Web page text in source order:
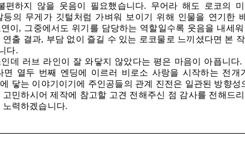
편하지 않을 웃음이 필요했습니다. 무어라 해도 로코의
등의 무게가 깃털처럼 가벼워 보이기 위해 인물을 연기한
이 , 그중에서도 위기를 담당하는 역할일수록 웃음을 내세
연출 결과, 부담 없이 즐길 수 있는 로코물로 느끼셨다면 본
다.
데 러브 라인이 잘 와닿지 않았다는 평은 마음이 아픕니다.
면 열두 번째 엔딩에 이르러 비로소 사랑을 시작하는 전
닿는 이야기이기에 주인공들의 관계 진전은 일관된 방향
민하시어 제작에 참고할 고견 전해주신 점 감사를 전해드
력하겠습니다.